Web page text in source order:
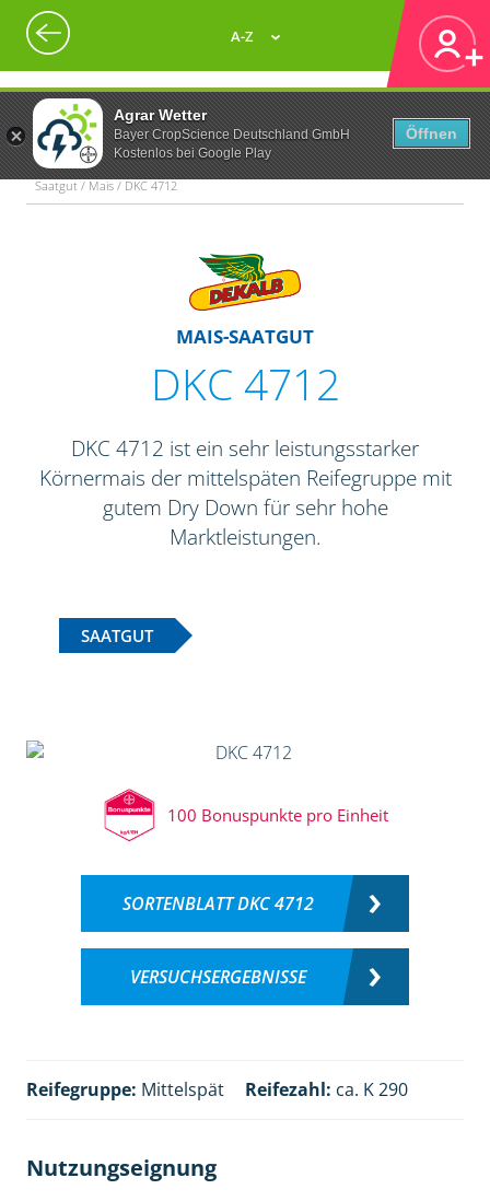
Agrar Wetter
Bayer CropScience Deutschland GmbH
Kostenlos bei Google Play
Öffnen
A-Z
Saatgut / Mais / DKC 4712
MAIS-SAATGUT
DKC 4712
DKC 4712 ist ein sehr leistungsstarker
Körnermais der mittelspäten Reifegruppe mit
gutem Dry Down für sehr hohe
Marktleistungen.
SAATGUT
100 Bonuspunkte pro Einheit
SORTENBLATT DKC 4712
VERSUCHSERGEBNISSE
Reifegruppe: Mittelspät Reifezahl: ca. K 290
Nutzungseignung